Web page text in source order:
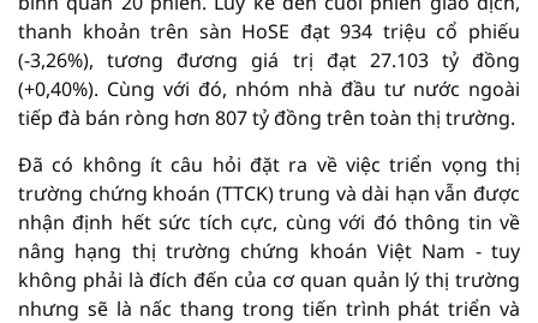
thanh khoản trên sàn HoSE đạt 934 triệu cổ phiếu
(-3,26%), tương đương giá trị đạt 27.103 tỷ đồng
(+0,40%). Cùng với đó, nhóm nhà đầu tư nước ngoài
tiếp đà bán ròng hơn 807 tỷ đồng trên toàn thị trường.
Đã có không ít câu hỏi đặt ra về việc triển vọng thị
trường chứng khoán (TTCK) trung và dài hạn vẫn được
nhận định hết sức tích cực, cùng với đó thông tin về
nâng hạng thị trường chứng khoán Việt Nam - tuy
không phải là đích đến của cơ quan quản lý thị trường
nhưng sẽ là nấc thang trong tiến trình phát triển và